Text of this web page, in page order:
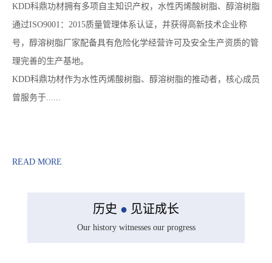
KDD科鼎功材拥有多项自主知识产权，水性丙烯酸树脂、醇溶树脂
通过ISO9001：2015质量管理体系认证，并获得高新技术企业称
号，醇溶树脂厂家配备具有危险化学经营许可及安全生产资质的管
理完善的生产基地。
KDD科鼎功材作为水性丙烯酸树脂、醇溶树脂的推动者，核心成员
曾服务于......
READ MORE
历史 ● 见证成长
Our history witnesses our progress